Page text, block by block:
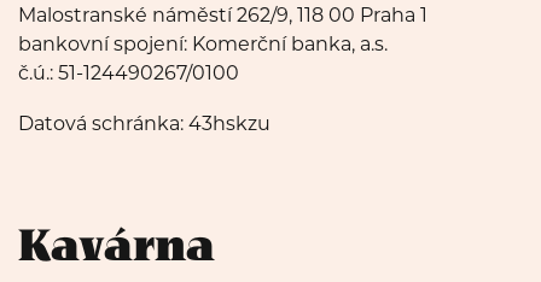
Malostranské náměstí 262/9, 118 00 Praha 1
bankovní spojení: Komerční banka, a.s.
č.ú.: 51-124490267/0100
Datová schránka: 43hskzu
Kavárna